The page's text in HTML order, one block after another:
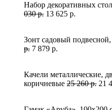
Набор декоративных
030 р. 13 625 р.
Зонт садовый
р. 7 879 р.
Качели металлические,
коричневые 25 260 р. 21